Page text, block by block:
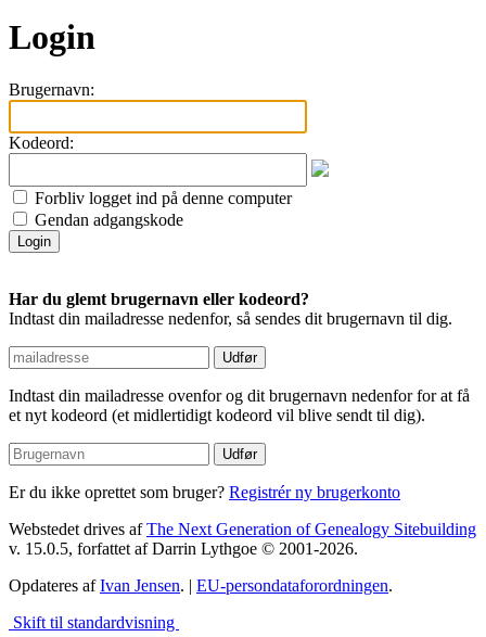
Login
Brugernavn:
Kodeord:
Forbliv logget ind på denne computer
Gendan adgangskode
Har du glemt brugernavn eller kodeord?
Indtast din mailadresse nedenfor, så sendes dit brugernavn til dig.
Indtast din mailadresse ovenfor og dit brugernavn nedenfor for at få
et nyt kodeord (et midlertidigt kodeord vil blive sendt til dig).
Er du ikke oprettet som bruger? Registrér ny brugerkonto
Webstedet drives afThe Next Generation of Genealogy Sitebuilding
v. 15.0.5, forfattet af Darrin Lythgoe © 2001-2026.
Opdateres afIvan Jensen. | EU-persondataforordningen.
Skift til standardvisning